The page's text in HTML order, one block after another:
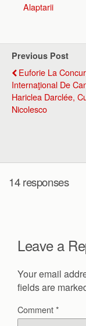
Alaptarii
Previous Post
Euforie La
Internaţional De
Hariclea Darclée,
Nicolesco
14 responses
Leave a
Your email
fields are
Comment*